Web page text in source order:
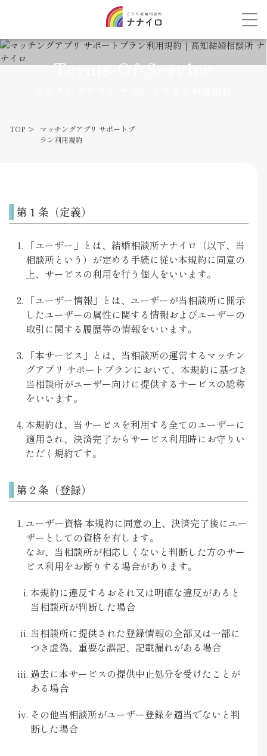
Terms-Of-Service
TOP
マッチングアプリ サポートプ
ラン利用規約
第１条（定義）
「ユーザー」とは、結婚相談所ナナイロ（以下、当
相談所という）が定める手続に従い本規約に同意の
上、サービスの利用を行う個人をいいます。
「ユーザー情報」とは、ユーザーが当相談所に開示
したユーザーの属性に関する情報およびユーザーの
取引に関する履歴等の情報をいいます。
「本サービス」とは、当相談所の運営するマッチン
グアプリ サポートプランにおいて、本規約に基づき
当相談所がユーザー向けに提供するサービスの総称
をいいます。
本規約は、当サービスを利用する全てのユーザーに
適用され、決済完了からサービス利用時にお守りい
ただく規約です。
第２条（登録）
ユーザー資格 本規約に同意の上、決済完了後にユー
ザーとしての資格を有します。
なお、当相談所が相応しくないと判断した方のサー
ビス利用をお断りする場合があります。
本規約に違反するおそれ又は明確な違反があると
当相談所が判断した場合
当相談所に提供された登録情報の全部又は一部に
つき虚偽、重要な誤記、記載漏れがある場合
過去に本サービスの提供中止処分を受けたことが
ある場合
その他当相談所がユーザー登録を適当でないと判
断した場合